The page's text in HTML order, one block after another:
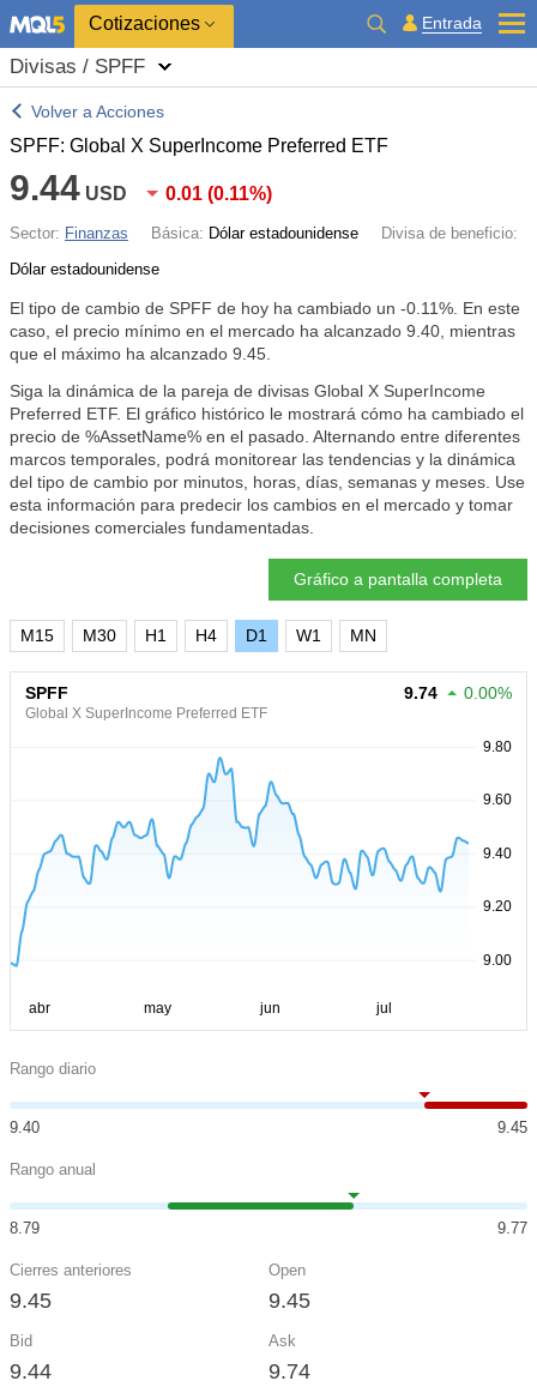
Cotizaciones Entrada
Divisas / SPFF
Volver a Acciones
SPFF: Global X SuperIncome Preferred ETF
9.44 USD 0.01 (0.11%)
Sector: Finanzas Básica: Dólar estadounidense
Divisa de beneficio:
Dólar estadounidense
El tipo de cambio de SPFF de hoy ha cambiado un -0.11% . En este
caso, el precio mínimo en el mercado ha alcanzado 9.40, mientras
que el máximo ha alcanzado 9.45.
Siga la dinámica de la pareja de divisas Global X SuperIncome
Preferred ETF. El gráfico histórico le mostrará cómo ha cambiado el
precio de %AssetName% en el pasado. Alternando entre diferentes
marcos temporales, podrá monitorear las tendencias y la dinámica
del tipo de cambio por minutos, horas, días, semanas y meses. Use
esta información para predecir los cambios en el mercado y tomar
decisiones comerciales fundamentadas.
Gráfico a pantalla completa
M15 M30 H1 H4 D1 W1 MN
SPFF
Global X SuperIncome Preferred ETF
9.74 0.00%
Rango diario
9.40 9.45
Rango anual
8.79 9.77
Cierres anteriores
9.45
Open
9.45
Bid
9.44
Ask
9.74